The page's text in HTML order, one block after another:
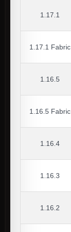
1.17.1
1.17.1 Fabric
1.16.5
1.16.5 Fabric
1.16.4
1.16.3
1.16.2